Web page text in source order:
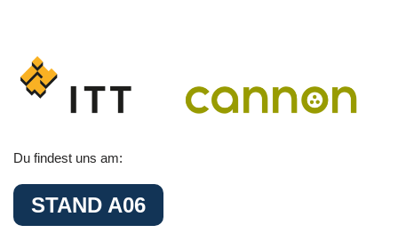
Du findest uns am:
STAND A06